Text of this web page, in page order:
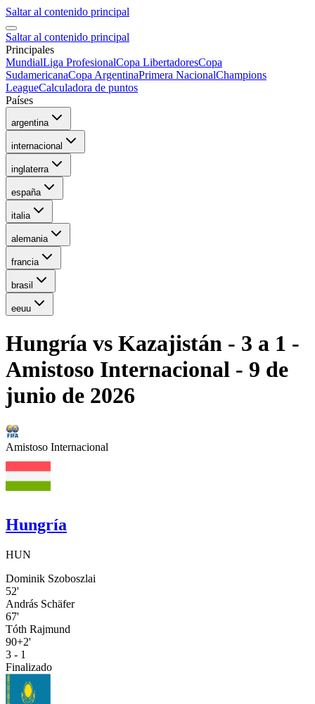
Saltar al contenido principal
Saltar al contenido principal
Principales
MundialLiga ProfesionalCopa LibertadoresCopa
SudamericanaCopa ArgentinaPrimera NacionalChampions
LeagueCalculadora de puntos
Países
argentina
internacional
inglaterra
españa
italia
alemania
francia
brasil
eeuu
Hungría vs Kazajistán - 3 a 1 -
Amistoso Internacional - 9 de
junio de 2026
Amistoso Internacional
Hungría
HUN
Dominik Szoboszlai
52'
András Schäfer
67'
Tóth Rajmund
90+2'
3 - 1
Finalizado